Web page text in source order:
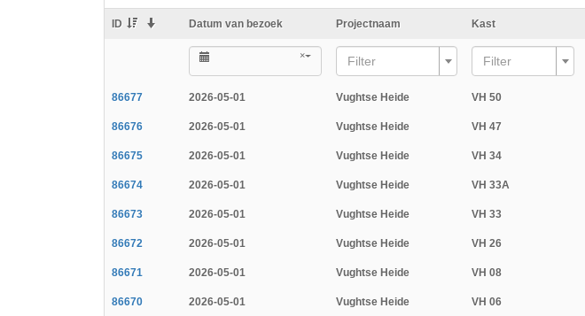
ID Datum van bezoek Projectnaam Kast
× Filter Filter
86677 2026-05-01 Vughtse Heide VH 50
86676 2026-05-01 Vughtse Heide VH 47
86675 2026-05-01 Vughtse Heide VH 34
86674 2026-05-01 Vughtse Heide VH 33A
86673 2026-05-01 Vughtse Heide VH 33
86672 2026-05-01 Vughtse Heide VH 26
86671 2026-05-01 Vughtse Heide VH 08
86670 2026-05-01 Vughtse Heide VH 06